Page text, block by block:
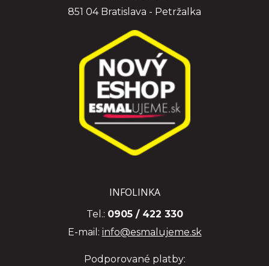
851 04 Bratislava - Petržalka
INFOLINKA
Tel.: 0905 / 422 330
E-mail: info@esmalujeme.sk
Podporované platby: